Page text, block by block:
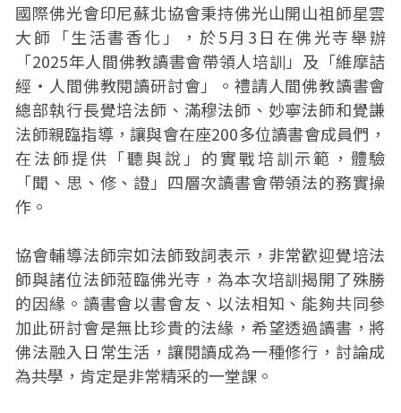
國際佛光會印尼蘇北協會秉持佛光山開山祖師星雲
大師「生活書香化」，於5月3日在佛光寺舉辦
「2025年人間佛教讀書會帶領人培訓」及「維摩詰
經‧人間佛教閱讀研討會」。禮請人間佛教讀書會
總部執行長覺培法師、滿穆法師、妙寧法師和覺謙
法師親臨指導，讓與會在座200多位讀書會成員們，
在法師提供「聽與說」的實戰培訓示範，體驗
「聞、思、修、證」四層次讀書會帶領法的務實操
作。
協會輔導法師宗如法師致詞表示，非常歡迎覺培法
師與諸位法師蒞臨佛光寺，為本次培訓揭開了殊勝
的因緣。讀書會以書會友、以法相知、能夠共同參
加此研討會是無比珍貴的法緣，希望透過讀書，將
佛法融入日常生活，讓閱讀成為一種修行，討論成
為共學，肯定是非常精采的一堂課。